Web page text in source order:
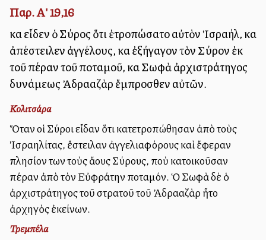
Παρ. Α' 19,16
καὶ εἶδεν ὁ Σύρος ὅτι ἐτροπώσατο αὐτὸν Ἰσραήλ, καὶ
ἀπέστειλεν ἀγγέλους, καὶ ἐξήγαγον τὸν Σύρον ἐκ
τοῦ πέραν τοῦ ποταμοῦ, καὶ Σωφὰ ἀρχιστράτηγος
δυνάμεως Ἀδρααζὰρ ἔμπροσθεν αὐτῶν.
Κολιτσάρα
Ὅταν οἱ Σύροι εἶδαν ὅτι κατετροπώθησαν ἀπὸ τοὺς
Ἰσραηλίτας, ἔστειλαν ἀγγελιαφόρους καὶ ἔφεραν
πλησίον των τοὺς ἄλλους Σύρους, ποὺ κατοικοῦσαν
πέραν ἀπὸ τὸν Εὐφράτην ποταμόν. Ὁ Σωφὰ δὲ ὁ
ἀρχιστράτηγος τοῦ στρατοῦ τοῦ Ἀδρααζὰρ ἦτο
ἀρχηγὸς ἐκείνων.
Τρεμπέλα